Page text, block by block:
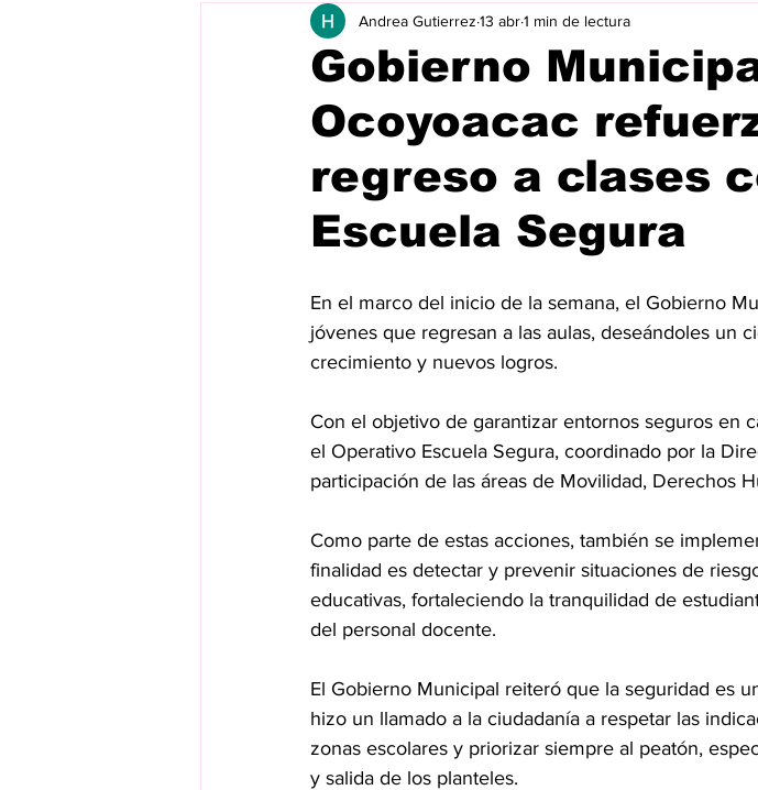
Gobierno
Ocoyoacac
regreso a clases
Escuela Segura
Andrea Gutierrez 13 abr1 min de lectura
En el marco del inicio de la semana, el Gobierno
jóvenes que regresan a las aulas, deseándoles un
crecimiento y nuevos logros.
Con el objetivo de garantizar entornos seguros en
el Operativo Escuela Segura, coordinado por la
participación de las áreas de Movilidad, Derechos
Como parte de estas acciones, también se
finalidad es detectar y prevenir situaciones de
educativas, fortaleciendo la tranquilidad de
del personal docente.
El Gobierno Municipal reiteró que la seguridad es
hizo un llamado a la ciudadanía a respetar las
zonas escolares y priorizar siempre al peatón,
y salida de los planteles.